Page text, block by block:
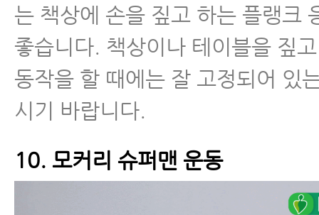
는 책상에 손을 짚고 하는 플랭크
좋습니다. 책상이나 테이블을 짚
동작을 할 때에는 잘 고정되어 있
시기 바랍니다.
10. 모커리 슈퍼맨 운동